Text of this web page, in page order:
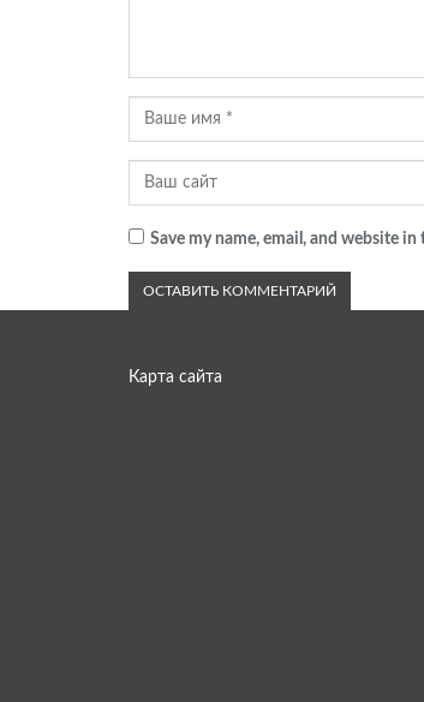
Save my name, email, and website
Карта сайта